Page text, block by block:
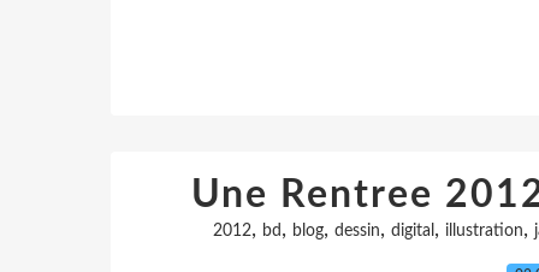
Une Rentree
2012, bd , blog, dessin, digital , illustration,